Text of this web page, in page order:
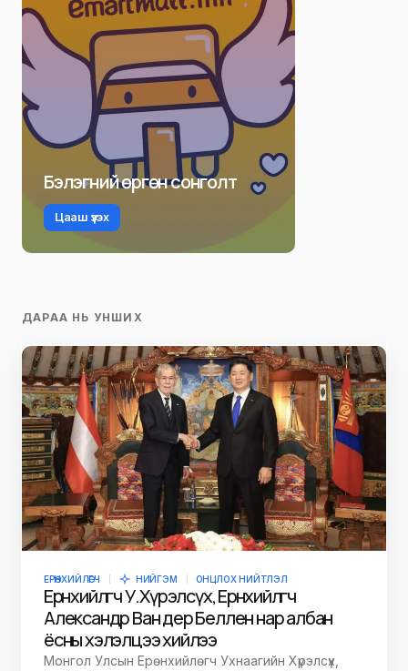
Бэлэгний өргөн сонголт
Цааш үзэх
ДАРАА НЬ УНШИХ
ЕРӨНХИЙЛӨГЧ НИЙГЭМ ОНЦЛОХ НИЙТЛЭЛ
Ерөнхийлөгч У.Хүрэлсүх, Ерөнхийлөгч
Александр Ван дер Беллен нар албан
ёсны хэлэлцээ хийлээ
Монгол Улсын Ерөнхийлөгч Ухнаагийн Хүрэлсүх,